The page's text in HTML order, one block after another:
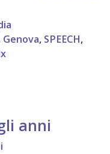
Genova, SPEECH,
anni